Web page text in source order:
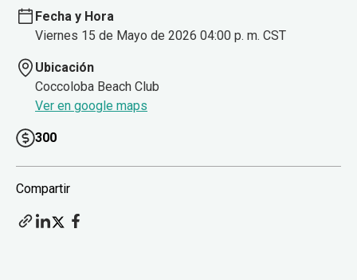
Fecha y Hora
Viernes 15 de Mayo de 2026 04:00 p. m. CST
Ubicación
Coccoloba Beach Club
Ver en google maps
300
Compartir